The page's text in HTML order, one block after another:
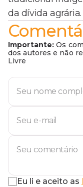
da dívida agrária.
Importante: Os
dos autores e não
Livre
Eu li e aceito as